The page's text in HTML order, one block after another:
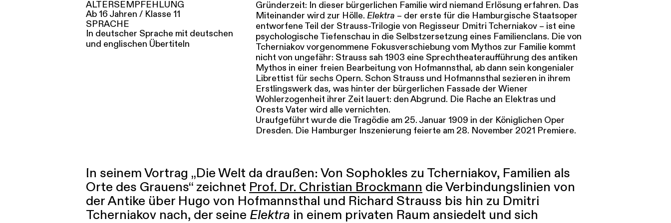
ALTERSEMPFEHLUNG
Ab 16 Jahren / Klasse 11
SPRACHE
In deutscher Sprache mit deutschen
und englischen Übertiteln
Gründerzeit: In dieser bürgerlichen Familie wird niemand Erlösung erfahren. Das
Miteinander wird zur Hölle. Elektra – der erste für die Hamburgische Staatsoper
entworfene Teil der Strauss-Trilogie von Regisseur Dmitri Tcherniakov – ist eine
psychologische Tiefenschau in die Selbstzersetzung eines Familienclans. Die von
Tcherniakov vorgenommene Fokusverschiebung vom Mythos zur Familie kommt
nicht von ungefähr: Strauss sah 1903 eine Sprechtheateraufführung des antiken
Mythos in einer freien Bearbeitung von Hofmannsthal, ab dann sein kongenialer
Librettist für sechs Opern. Schon Strauss und Hofmannsthal sezieren in ihrem
Erstlingswerk das, was hinter der bürgerlichen Fassade der Wiener
Wohlerzogenheit ihrer Zeit lauert: den Abgrund. Die Rache an Elektras und
Orests Vater wird alle vernichten.
Uraufgeführt wurde die Tragödie am 25. Januar 1909 in der Königlichen Oper
Dresden. Die Hamburger Inszenierung feierte am 28. November 2021 Premiere.
In seinem Vortrag „Die Welt da draußen: Von Sophokles zu Tcherniakov, Familien als
Orte des Grauens“ zeichnet Prof. Dr. Christian Brockmann die Verbindungslinien von
der Antike über Hugo von Hofmannsthal und Richard Strauss bis hin zu Dmitri
Tcherniakov nach, der seine Elektra in einem privaten Raum ansiedelt und sich